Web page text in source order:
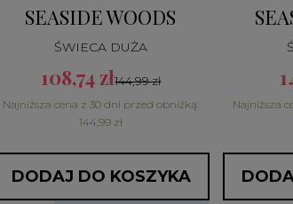
SEASIDE WOODS
ŚWIECA DUŻA
108,74 zł144,99 zł
Najniższa cena z 30 dni przed obniżką:
144,99 zł
DODAJ DO KOSZYKA
Najniższa